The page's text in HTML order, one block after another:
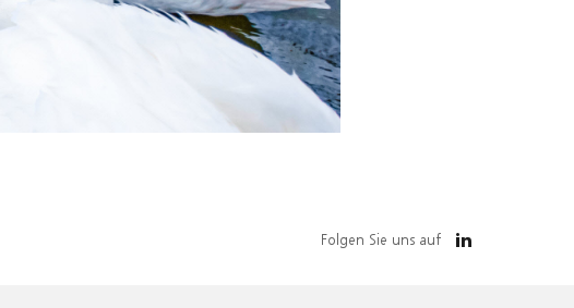
Folgen Sie uns auf